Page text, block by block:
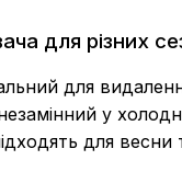
для різних
для
у
для